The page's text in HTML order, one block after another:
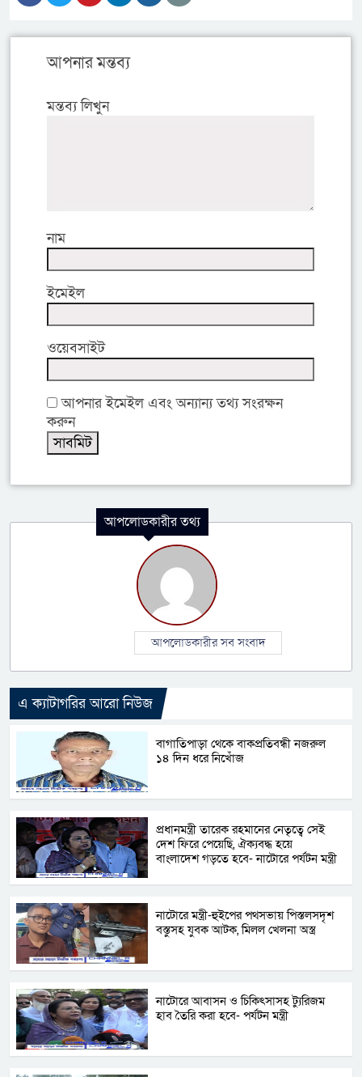
আপনার মন্তব্য
মন্তব্য লিখুন
নাম
ইমেইল
ওয়েবসাইট
আপনার ইমেইল এবং অন্যান্য তথ্য সংরক্ষন
করুন
আপলোডকারীর তথ্য
আপলোডকারীর সব সংবাদ
এ ক্যাটাগরির আরো নিউজ
বাগাতিপাড়া থেকে বাকপ্রতিবন্ধী নজরুল
১৪ দিন ধরে নিখোঁজ
প্রধানমন্ত্রী তারেক রহমানের নেতৃত্বে সেই
দেশ ফিরে পেয়েছি, ঐক্যবদ্ধ হয়ে
বাংলাদেশ গড়তে হবে- নাটোরে পর্যটন মন্ত্রী
নাটোরে মন্ত্রী-হুইপের পথসভায় পিস্তলসদৃশ
বস্তুসহ যুবক আটক, মিলল খেলনা অস্ত্র
নাটোরে আবাসন ও চিকিৎসাসহ ট্যুরিজম
হাব তৈরি করা হবে- পর্যটন মন্ত্রী